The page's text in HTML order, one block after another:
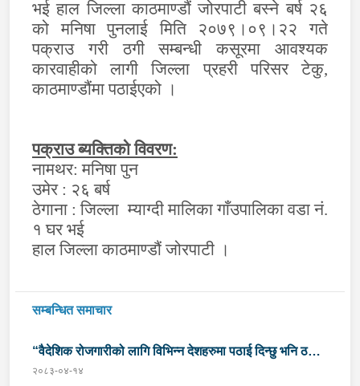
भई हाल जिल्ला काठमाण्डौं जोरपाटी बस्ने बर्ष २६
को मनिषा पुनलाई मिति २०७९।०९।२२ गते
पक्राउ गरी ठगी सम्बन्धी कसूरमा आवश्यक
कारवाहीको लागी जिल्ला प्रहरी परिसर टेकु,
काठमाण्डौंमा पठाईएको ।
पक्राउ ब्यक्तिको विवरण:
नामथर: मनिषा पुन
उमेर : २६ बर्ष
ठेगाना : जिल्ला म्याग्दी मालिका गाँउपालिका वडा नं.
१ घर भई
हाल जिल्ला काठमाण्डौं जोरपाटी ।
सम्बन्धित समाचार
“वैदेशिक रोजगारीको लागि विभिन्न देशहरुमा पठाई दिन्छु भनि ठगी
गर्ने व्यक्तिहरु पक्राउ"
२०८३-०४-१४